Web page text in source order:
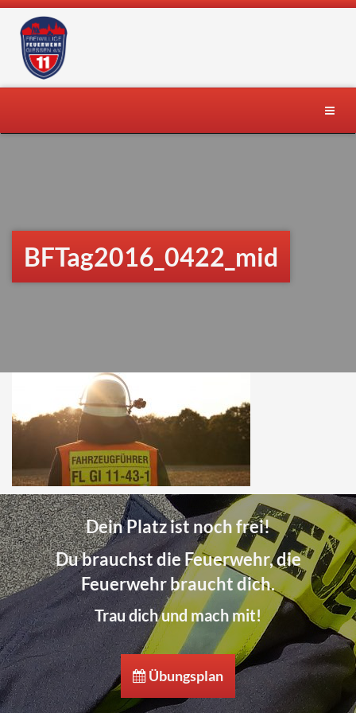
Skip
content
Toggle
BFTag2016_0422_mid
Dein Platz ist noch frei!
Du brauchst die Feuerwehr, die
Feuerwehr braucht dich.
Trau dich und mach mit!
Übungsplan